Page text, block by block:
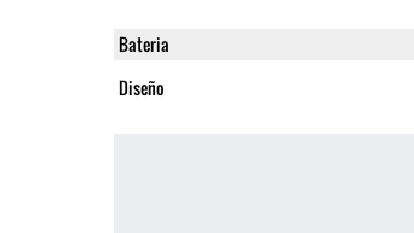
Bateria
Diseño